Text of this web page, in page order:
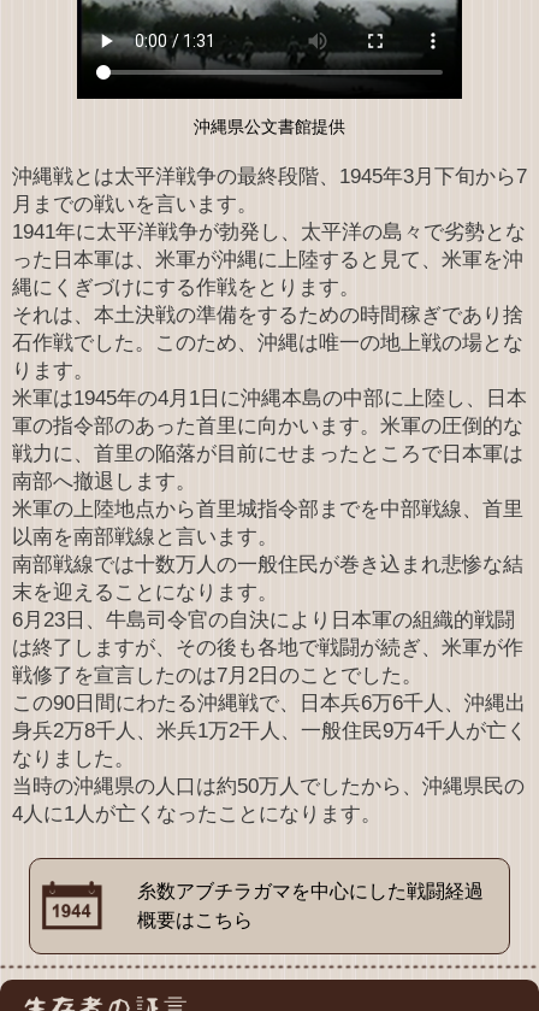
沖縄県公文書館提供
沖縄戦とは太平洋戦争の最終段階、1945年3月下旬から7
月までの戦いを言います。
1941年に太平洋戦争が勃発し、太平洋の島々で劣勢とな
った日本軍は、米軍が沖縄に上陸すると見て、米軍を沖
縄にくぎづけにする作戦をとります。
それは、本土決戦の準備をするための時間稼ぎであり捨
石作戦でした。このため、沖縄は唯一の地上戦の場とな
ります。
米軍は1945年の4月1日に沖縄本島の中部に上陸し、日本
軍の指令部のあった首里に向かいます。米軍の圧倒的な
戦力に、首里の陥落が目前にせまったところで日本軍は
南部へ撤退します。
米軍の上陸地点から首里城指令部までを中部戦線、首里
以南を南部戦線と言います。
南部戦線では十数万人の一般住民が巻き込まれ悲惨な結
末を迎えることになります。
6月23日、牛島司令官の自決により日本軍の組織的戦闘
は終了しますが、その後も各地で戦闘が続ぎ、米軍が作
戦修了を宣言したのは7月2日のことでした。
この90日間にわたる沖縄戦で、日本兵6万6千人、沖縄出
身兵2万8千人、米兵1万2干人、一般住民9万4千人が亡く
なりました。
当時の沖縄県の人口は約50万人でしたから、沖縄県民の
4人に1人が亡くなったことになります。
糸数アブチラガマを中心にした戦闘経過
概要はこちら